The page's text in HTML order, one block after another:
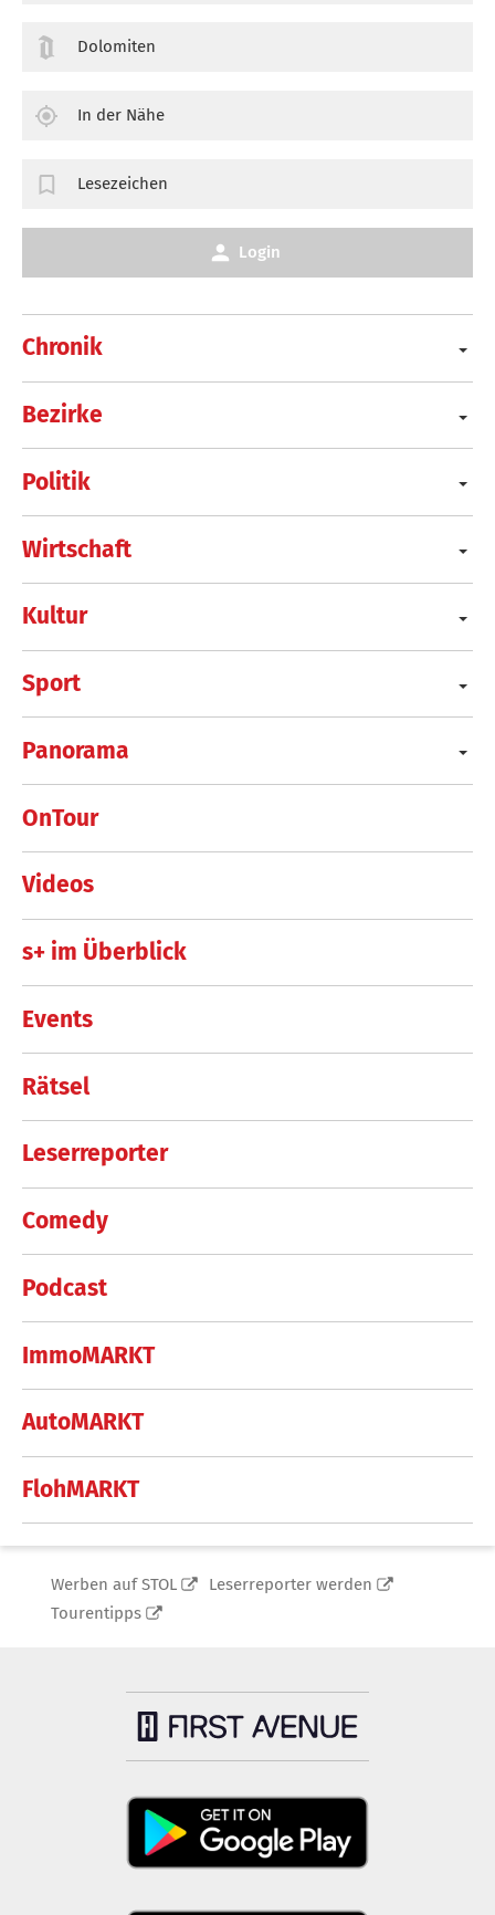
Chronik
Bezirke
Politik
Wirtschaft
Kultur
Sport
Panorama
OnTour
Videos
s+ im Überblick
Events
Rätsel
Leserreporter
Comedy
Podcast
ImmoMARKT
AutoMARKT
FlohMARKT
Dolomiten
In der Nähe
Lesezeichen
Login
Werben auf STOL
Leserreporter werden
Tourentipps